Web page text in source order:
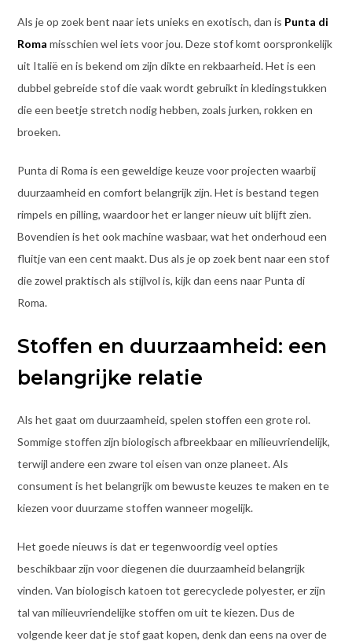
Als je op zoek bent naar iets unieks en exotisch, dan is Punta di
Roma misschien wel iets voor jou. Deze stof komt oorspronkelijk
uit Italië en is bekend om zijn dikte en rekbaarheid. Het is een
dubbel gebreide stof die vaak wordt gebruikt in kledingstukken
die een beetje stretch nodig hebben, zoals jurken, rokken en
broeken.
Punta di Roma is een geweldige keuze voor projecten waarbij
duurzaamheid en comfort belangrijk zijn. Het is bestand tegen
rimpels en pilling, waardoor het er langer nieuw uit blijft zien.
Bovendien is het ook machine wasbaar, wat het onderhoud een
fluitje van een cent maakt. Dus als je op zoek bent naar een stof
die zowel praktisch als stijlvol is, kijk dan eens naar Punta di
Roma.
Stoffen en duurzaamheid: een
belangrijke relatie
Als het gaat om duurzaamheid, spelen stoffen een grote rol.
Sommige stoffen zijn biologisch afbreekbaar en milieuvriendelijk,
terwijl andere een zware tol eisen van onze planeet. Als
consument is het belangrijk om bewuste keuzes te maken en te
kiezen voor duurzame stoffen wanneer mogelijk.
Het goede nieuws is dat er tegenwoordig veel opties
beschikbaar zijn voor diegenen die duurzaamheid belangrijk
vinden. Van biologisch katoen tot gerecyclede polyester, er zijn
tal van milieuvriendelijke stoffen om uit te kiezen. Dus de
volgende keer dat je stof gaat kopen, denk dan eens na over de